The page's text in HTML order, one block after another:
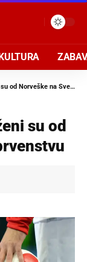
na Svetskom prvenstvu
su od